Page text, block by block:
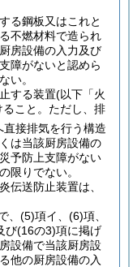
る鋼板又はこれと
不燃材料で造られ
房設備の入力及び
障がないと認めら
い。
する装置(以下「火
こと。 ただし、排
直接排気を行う構造
は当該厨房設備の
予防上支障がない
限りでない。
伝送防止装置は、
、(5)項イ、(6)項、
び(16の3)項に掲げ
設備で当該厨房設
他の厨房設備の入